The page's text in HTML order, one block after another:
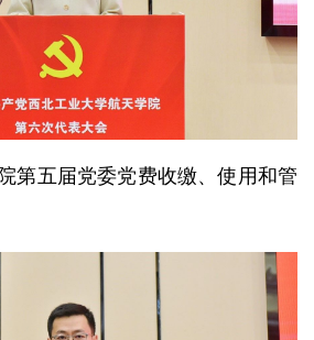
第五届党委党费收缴、使用和管